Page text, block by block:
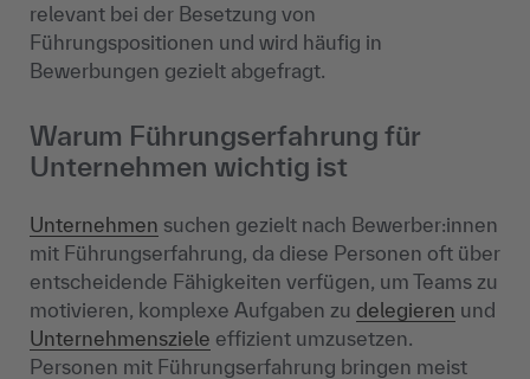
relevant bei der Besetzung von
Führungspositionen und wird häufig in
Bewerbungen gezielt abgefragt.
Warum Führungserfahrung für
Unternehmen wichtig ist
Unternehmen suchen gezielt nach Bewerber:innen
mit Führungserfahrung, da diese Personen oft über
entscheidende Fähigkeiten verfügen, um Teams zu
motivieren, komplexe Aufgaben zu delegieren und
Unternehmensziele effizient umzusetzen.
Personen mit Führungserfahrung bringen meist